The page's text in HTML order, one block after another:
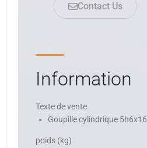
Contact Us
Information
Texte de vente
Goupille cylindrique 5h6x16
poids (kg)